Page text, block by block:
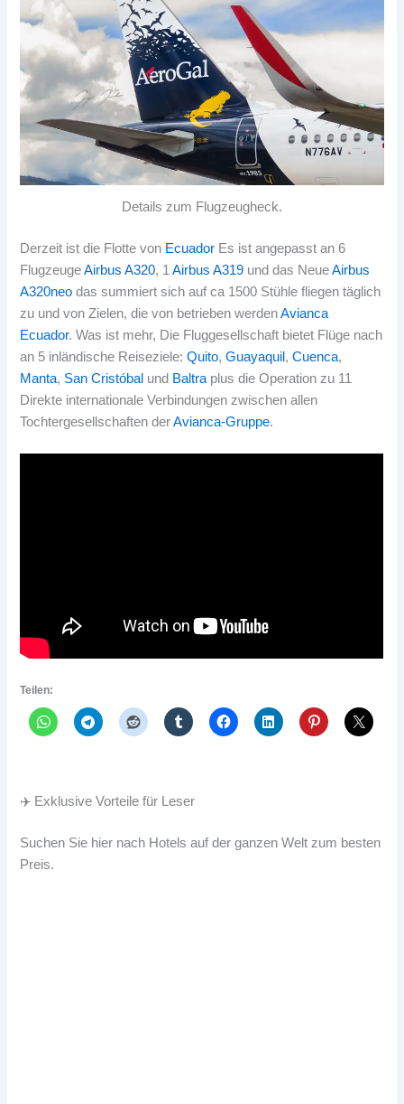
Details zum Flugzeugheck.
Derzeit ist die Flotte von Ecuador Es ist angepasst an 6
FlugzeugeAirbus A320, 1Airbus A319 und das NeueAirbus
A320neo das summiert sich auf ca 1500 Stühle fliegen täglich
zu und von Zielen, die von betrieben werdenAvianca
Ecuador. Was ist mehr, Die Fluggesellschaft bietet Flüge nach
an 5 inländische Reiseziele:Quito,Guayaquil ,Cuenca,
Manta, San Cristóbal und Baltra plus die Operation zu 11
Direkte internationale Verbindungen zwischen allen
Tochtergesellschaften derAvianca-Gruppe.
Teilen:
✈️ Exklusive Vorteile für Leser
Suchen Sie hier nach Hotels auf der ganzen Welt zum besten
Preis.